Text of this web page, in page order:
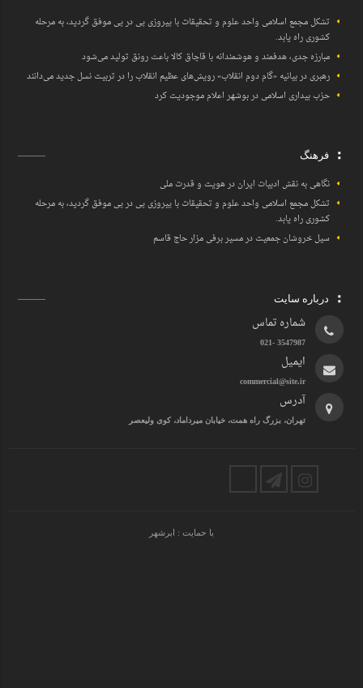
تشکل مجمع اسلامی واحد علوم و تحقیقات با پیروزی پی در پی موفق گردید، به مرحله
کشوری راه یابد.
مبارزه جدی، هدفمند و هوشمندانه با قاچاق کالا باعث رونق تولید می‌شود
رهبری در بیانیه «گام دوم انقلاب» رویش‌های عظیم انقلاب را در تربیت نسل جدید می‌دانند
حزب بیداری اسلامی در بوشهر اعلام موجودیت کرد
فرهنگ
نگاهی به نقش ادبیات ایران در هویت و قدرت ملی
تشکل مجمع اسلامی واحد علوم و تحقیقات با پیروزی پی در پی موفق گردید، به مرحله
کشوری راه یابد.
سیل خروشان جمعیت در مسیر برفی مزار حاج قاسم
درباره سایت
شماره تماس
3547987 -021
ایمیل
commercial@site.ir
آدرس
تهران، بزرگ راه همت، خیابان میرداماد، کوی ولیعصر
با حمایت : ابرشهر